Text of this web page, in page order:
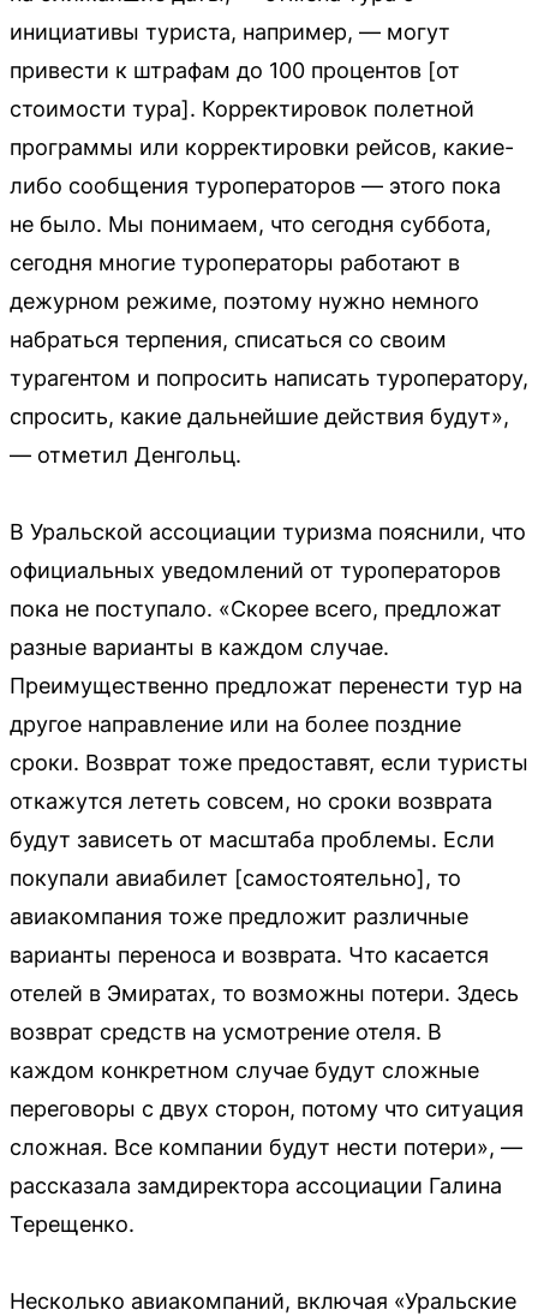
инициативы туриста, например, — могут
привести к штрафам до 100 процентов [от
стоимости тура]. Корректировок полетной
программы или корректировки рейсов, какие-
либо сообщения туроператоров — этого пока
не было. Мы понимаем, что сегодня суббота,
сегодня многие туроператоры работают в
дежурном режиме, поэтому нужно немного
набраться терпения, списаться со своим
турагентом и попросить написать туроператору,
спросить, какие дальнейшие действия будут»,
— отметил Денгольц.
В Уральской ассоциации туризма пояснили, что
официальных уведомлений от туроператоров
пока не поступало. «Скорее всего, предложат
разные варианты в каждом случае.
Преимущественно предложат перенести тур на
другое направление или на более поздние
сроки. Возврат тоже предоставят, если туристы
откажутся лететь совсем, но сроки возврата
будут зависеть от масштаба проблемы. Если
покупали авиабилет [самостоятельно], то
авиакомпания тоже предложит различные
варианты переноса и возврата. Что касается
отелей в Эмиратах, то возможны потери. Здесь
возврат средств на усмотрение отеля. В
каждом конкретном случае будут сложные
переговоры с двух сторон, потому что ситуация
сложная. Все компании будут нести потери», —
рассказала замдиректора ассоциации Галина
Терещенко.
Несколько авиакомпаний, включая «Уральские